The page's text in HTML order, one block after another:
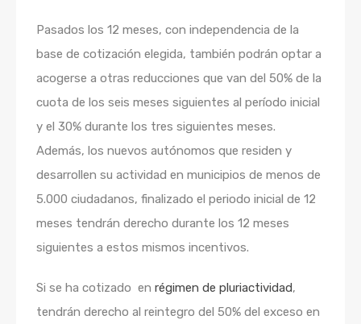
Pasados los 12 meses, con independencia de la
base de cotización elegida, también podrán optar a
acogerse a otras reducciones que van del 50% de la
cuota de los seis meses siguientes al período inicial
y el 30% durante los tres siguientes meses.
Además, los nuevos autónomos que residen y
desarrollen su actividad en municipios de menos de
5.000 ciudadanos, finalizado el periodo inicial de 12
meses tendrán derecho durante los 12 meses
siguientes a estos mismos incentivos.
Si se ha cotizado en régimen de pluriactividad,
tendrán derecho al reintegro del 50% del exceso en